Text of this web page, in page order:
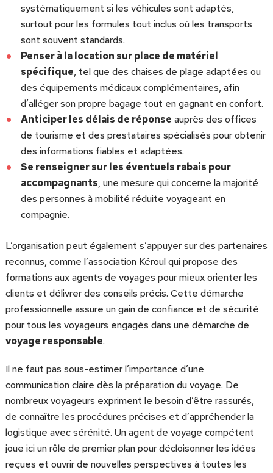
systématiquement si les véhicules sont adaptés,
surtout pour les formules tout inclus où les transports
sont souvent standards.
Penser à la location sur place de matériel
spécifique, tel que des chaises de plage adaptées ou
des équipements médicaux complémentaires, afin
d’alléger son propre bagage tout en gagnant en confort.
Anticiper les délais de réponse auprès des offices
de tourisme et des prestataires spécialisés pour obtenir
des informations fiables et adaptées.
Se renseigner sur les éventuels rabais pour
accompagnants, une mesure qui concerne la majorité
des personnes à mobilité réduite voyageant en
compagnie.
L’organisation peut également s’appuyer sur des partenaires
reconnus, comme l’association Kéroul qui propose des
formations aux agents de voyages pour mieux orienter les
clients et délivrer des conseils précis. Cette démarche
professionnelle assure un gain de confiance et de sécurité
pour tous les voyageurs engagés dans une démarche de
voyage responsable.
Il ne faut pas sous-estimer l’importance d’une
communication claire dès la préparation du voyage. De
nombreux voyageurs expriment le besoin d’être rassurés,
de connaître les procédures précises et d’appréhender la
logistique avec sérénité. Un agent de voyage compétent
joue ici un rôle de premier plan pour décloisonner les idées
reçues et ouvrir de nouvelles perspectives à toutes les